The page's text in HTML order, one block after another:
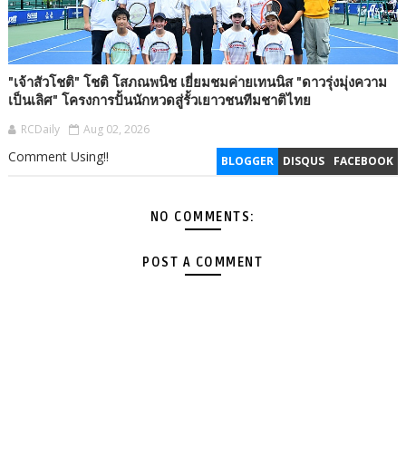
"เจ้าสัวโชติ" โชติ โสภณพนิช เยี่ยมชมค่ายเทนนิส "ดาวรุ่งมุ่งความ
เป็นเลิศ" โครงการปั้นนักหวดสู่รั้วเยาวชนทีมชาติไทย
RCDaily Aug 02, 2026
BLOGGER DISQUS FACEBOOK
Comment Using!!
NO COMMENTS:
POST A COMMENT